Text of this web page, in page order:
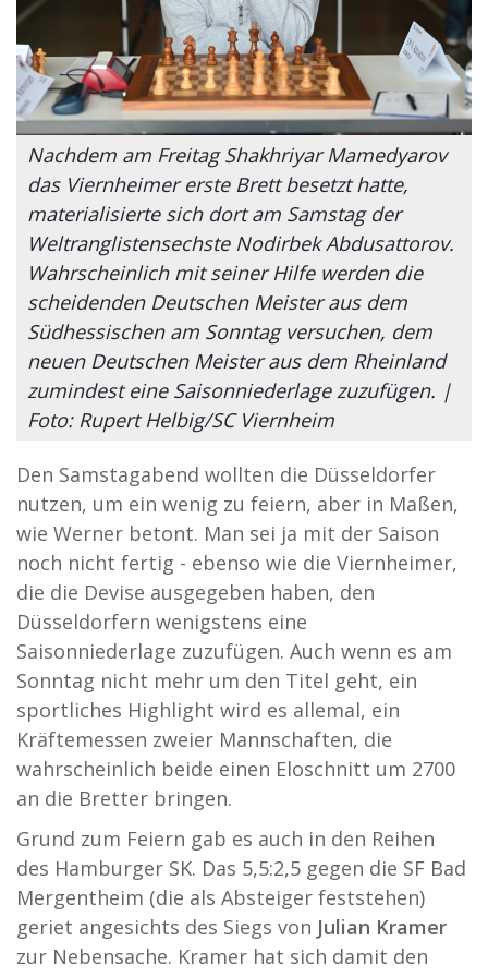
Nachdem am Freitag Shakhriyar Mamedyarov
das Viernheimer erste Brett besetzt hatte,
materialisierte sich dort am Samstag der
Weltranglistensechste Nodirbek Abdusattorov.
Wahrscheinlich mit seiner Hilfe werden die
scheidenden Deutschen Meister aus dem
Südhessischen am Sonntag versuchen, dem
neuen Deutschen Meister aus dem Rheinland
zumindest eine Saisonniederlage zuzufügen. |
Foto: Rupert Helbig/SC Viernheim
Den Samstagabend wollten die Düsseldorfer
nutzen, um ein wenig zu feiern, aber in Maßen,
wie Werner betont. Man sei ja mit der Saison
noch nicht fertig - ebenso wie die Viernheimer,
die die Devise ausgegeben haben, den
Düsseldorfern wenigstens eine
Saisonniederlage zuzufügen. Auch wenn es am
Sonntag nicht mehr um den Titel geht, ein
sportliches Highlight wird es allemal, ein
Kräftemessen zweier Mannschaften, die
wahrscheinlich beide einen Eloschnitt um 2700
an die Bretter bringen.
Grund zum Feiern gab es auch in den Reihen
des Hamburger SK. Das 5,5:2,5 gegen die SF Bad
Mergentheim (die als Absteiger feststehen)
geriet angesichts des Siegs von Julian Kramer
zur Nebensache. Kramer hat sich damit den